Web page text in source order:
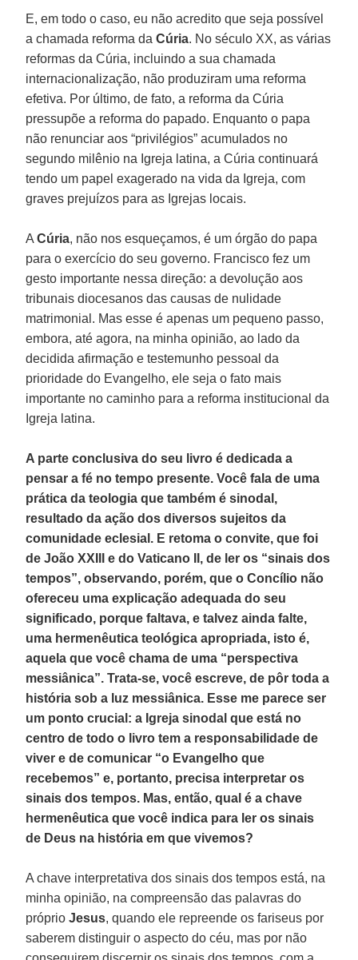
E, em todo o caso, eu não acredito que seja possível
a chamada reforma daCúria. No século XX, as várias
reformas da Cúria, incluindo a sua chamada
internacionalização, não produziram uma reforma
efetiva. Por último, de fato, a reforma da Cúria
pressupõe a reforma do papado. Enquanto o papa
não renunciar aos “privilégios” acumulados no
segundo milênio na Igreja latina, a Cúria continuará
tendo um papel exagerado na vida da Igreja, com
graves prejuízos para as Igrejas locais.
ACúria, não nos esqueçamos, é um órgão do papa
para o exercício do seu governo. Francisco fez um
gesto importante nessa direção: a devolução aos
tribunais diocesanos das causas de nulidade
matrimonial. Mas esse é apenas um pequeno passo,
embora, até agora, na minha opinião, ao lado da
decidida afirmação e testemunho pessoal da
prioridade do Evangelho, ele seja o fato mais
importante no caminho para a reforma institucional da
Igreja latina.
A parte conclusiva do seu livro é dedicada a
pensar a fé no tempo presente. Você fala de uma
prática da teologia que também é sinodal,
resultado da ação dos diversos sujeitos da
comunidade eclesial. E retoma o convite, que foi
de João XXIII e do Vaticano II, de ler os “sinais dos
tempos”, observando, porém, que o Concílio não
ofereceu uma explicação adequada do seu
significado, porque faltava, e talvez ainda falte,
uma hermenêutica teológica apropriada, isto é,
aquela que você chama de uma “perspectiva
messiânica”. Trata-se, você escreve, de pôr toda a
história sob a luz messiânica. Esse me parece ser
um ponto crucial: a Igreja sinodal que está no
centro de todo o livro tem a responsabilidade de
viver e de comunicar “o Evangelho que
recebemos” e, portanto, precisa interpretar os
sinais dos tempos. Mas, então, qual é a chave
hermenêutica que você indica para ler os sinais
de Deus na história em que vivemos?
A chave interpretativa dos sinais dos tempos está, na
minha opinião, na compreensão das palavras do
próprioJesus, quando ele repreende os fariseus por
saberem distinguir o aspecto do céu, mas por não